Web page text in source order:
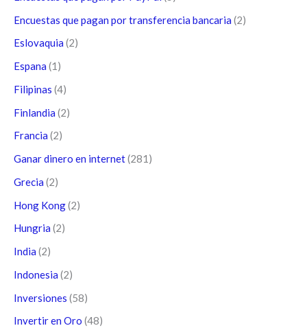
Encuestas que pagan por transferencia bancaria (2)
Eslovaquia (2)
Espana (1)
Filipinas (4)
Finlandia (2)
Francia (2)
Ganar dinero en internet(281)
Grecia (2)
Hong Kong(2)
Hungria (2)
India (2)
Indonesia (2)
Inversiones (58)
Invertir en Oro (48)